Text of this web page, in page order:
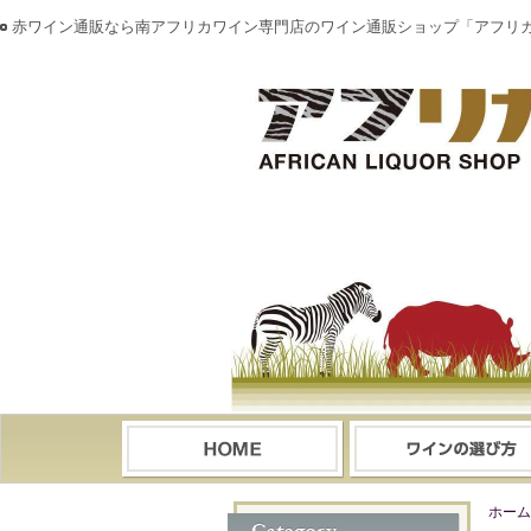
赤ワイン通販なら南アフリカワイン専門店のワイン通販ショップ「アフリ
ホーム